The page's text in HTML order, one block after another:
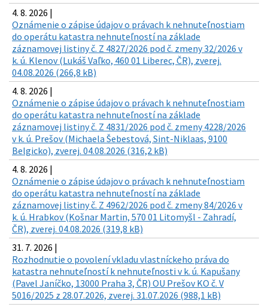
4. 8. 2026 |
Oznámenie o zápise údajov o právach k nehnuteľnostiam
do operátu katastra nehnuteľností na základe
záznamovej listiny č. Z 4827/2026 pod č. zmeny 32/2026 v
k. ú. Klenov (Lukáš Vaľko, 460 01 Liberec, ČR), zverej.
04.08.2026 (266,8 kB)
4. 8. 2026 |
Oznámenie o zápise údajov o právach k nehnuteľnostiam
do operátu katastra nehnuteľností na základe
záznamovej listiny č. Z 4831/2026 pod č. zmeny 4228/2026
v k. ú. Prešov (Michaela Šebestová, Sint-Niklaas, 9100
Belgicko), zverej. 04.08.2026 (316,2 kB)
4. 8. 2026 |
Oznámenie o zápise údajov o právach k nehnuteľnostiam
do operátu katastra nehnuteľností na základe
záznamovej listiny č. Z 4962/2026 pod č. zmeny 84/2026 v
k. ú. Hrabkov (Košnar Martin, 570 01 Litomyšl - Zahradí,
ČR), zverej. 04.08.2026 (319,8 kB)
31. 7. 2026 |
Rozhodnutie o povolení vkladu vlastníckeho práva do
katastra nehnuteľností k nehnuteľnosti v k. ú. Kapušany
(Pavel Janíčko, 13000 Praha 3, ČR) OU Prešov KO č. V
5016/2025 z 28.07.2026, zverej. 31.07.2026 (988,1 kB)